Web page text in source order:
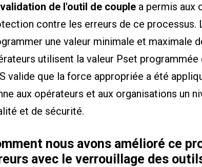
de l'outil de couplea permis aux
contre les erreurs de ce processus.
une valeur minimale et maximale
utilisent la valeur Pset
valide que la force appropriée a été
aux opérateurs et aux organisations un
et de sécurité.
nous avons amélioré ce
avec le verrouillage des